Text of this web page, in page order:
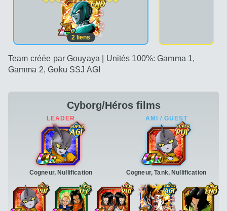
2 liens
Team créée par Gouyaya | Unités 100%: Gamma 1,
Gamma 2, Goku SSJ AGI
Cyborg/Héros films
Cogneur, Nullification Cogneur, Tank, Nullification